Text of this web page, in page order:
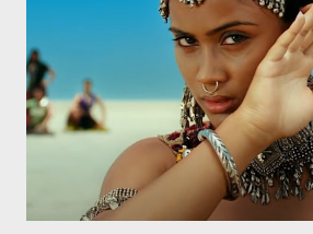
என்கிற இந்தப் படம், விலைமாதர்களின்
விலைமாதர்கள் வெவ்வேறு தரத்தில்
பெறுமதிக்கு ஏற்றபடி ஒவ்வொரு தரத்தில்
வேலைபார்க்கும் விலைமாதர்களும்
விலைமாதராக இருப்பவர்களும்
விலைமாதர்கள் வெவ்வேறு தரத்தில் இருந்தா...